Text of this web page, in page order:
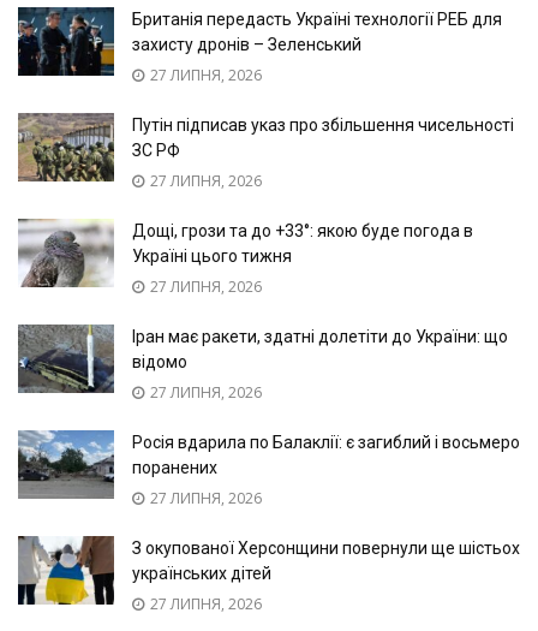
Британія передасть Україні технології РЕБ для
захисту дронів – Зеленський
27 ЛИПНЯ, 2026
Путін підписав указ про збільшення чисельності
ЗС РФ
27 ЛИПНЯ, 2026
Дощі, грози та до +33°: якою буде погода в
Україні цього тижня
27 ЛИПНЯ, 2026
Іран має ракети, здатні долетіти до України: що
відомо
27 ЛИПНЯ, 2026
Росія вдарила по Балаклії: є загиблий і восьмеро
поранених
27 ЛИПНЯ, 2026
З окупованої Херсонщини повернули ще шістьох
українських дітей
27 ЛИПНЯ, 2026